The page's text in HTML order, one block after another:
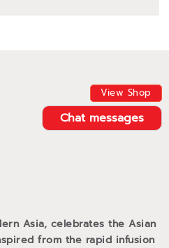
View Shop
Chat messages
Asia, celebrates the Asian
from the rapid infusion